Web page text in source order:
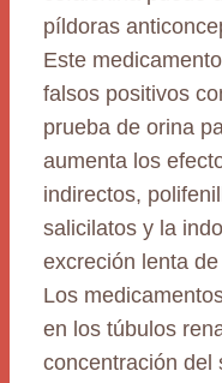
píldoras
Este
falsos positivos
prueba de orina
aumenta los
indirectos,
salicilatos y la
excreción lenta
Los
en los túbulos
concentración del